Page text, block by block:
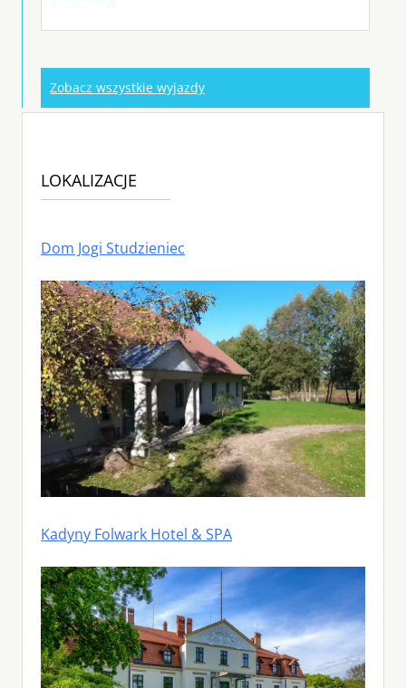
Zobacz wszystkie wyjazdy
LOKALIZACJE
Dom Jogi Studzieniec
Kadyny Folwark Hotel & SPA